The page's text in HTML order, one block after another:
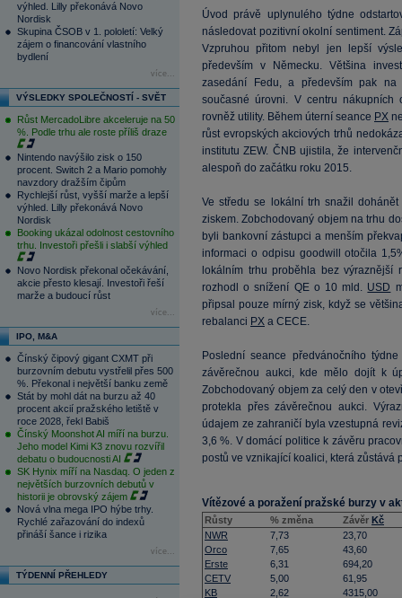
výhled. Lilly překonává Novo
Nordisk
Skupina ČSOB v 1. pololetí: Velký
zájem o financování vlastního
bydlení
více...
VÝSLEDKY SPOLEČNOSTÍ - SVĚT
Růst MercadoLibre akceleruje na 50
%. Podle trhu ale roste příliš draze
Nintendo navýšilo zisk o 150
procent. Switch 2 a Mario pomohly
navzdory dražším čipům
Rychlejší růst, vyšší marže a lepší
výhled. Lilly překonává Novo
Nordisk
Booking ukázal odolnost cestovního
trhu. Investoři přešli i slabší výhled
Novo Nordisk překonal očekávání,
akcie přesto klesají. Investoři řeší
marže a budoucí růst
více...
IPO, M&A
Čínský čipový gigant CXMT při
burzovním debutu vystřelil přes 500
%. Překonal i největší banku země
Stát by mohl dát na burzu až 40
procent akcií pražského letiště v
roce 2028, řekl Babiš
Čínský Moonshot AI míří na burzu.
Jeho model Kimi K3 znovu rozvířil
debatu o budoucnosti AI
SK Hynix míří na Nasdaq. O jeden z
největších burzovních debutů v
historii je obrovský zájem
Nová vlna mega IPO hýbe trhy.
Rychlé zařazování do indexů
přináší šance i rizika
více...
TÝDENNÍ PŘEHLEDY
Úvod právě uplynulého týdne
následovat pozitivní okolní sentiment.
Vzpruhou přitom nebyl jen lepší
především v Německu. Většina
zasedání Fedu, a především pak
současné úrovni. V centru nákupních
rovněž utility. Během úterní seance PX
růst evropských akciových trhů
institutu ZEW. ČNB ujistila, že
alespoň do začátku roku 2015.
Ve středu se lokální trh snažil
ziskem. Zobchodovaný objem na trhu
byli bankovní zástupci a menším
informaci o odpisu goodwill otočila
lokálním trhu proběhla bez
rozhodl o snížení QE o 10 mld. USD
připsal pouze mírný zisk, když se
rebalanci PX a CECE.
Poslední seance předvánočního
závěrečnou aukci, kde mělo dojít k
Zobchodovaný objem za celý den v
protekla přes závěrečnou aukci.
údajem ze zahraničí byla vzestupná
3,6 %. V domácí politice k závěru
postů ve vznikající koalici, která zůstává
Vítězové a poražení pražské burzy v
Růsty % změna Závěr Kč
NWR
7,73
23,70
Orco
7,65
43,60
Erste
6,31
694,20
CETV
5,00
61,95
KB
2,62
4315,00